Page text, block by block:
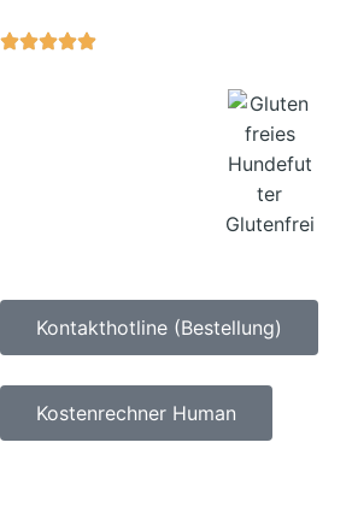
Glutenfrei
Kontakthotline (Bestellung)
Kostenrechner Human